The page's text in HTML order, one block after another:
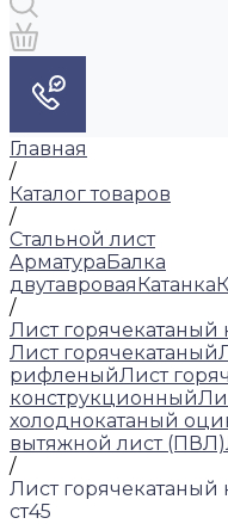
Главная
/
Каталог товаров
/
Стальной лист
АрматураБалка
двутавроваяКатанка
/
Лист
Лист горячекатаный
рифленыйЛист
конструкционный
холоднокатаный
вытяжной лист (ПВЛ)
/
Лист
ст45